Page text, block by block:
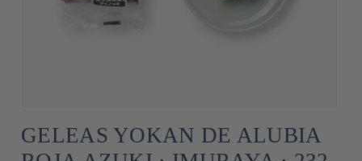
GELEAS YOKAN DE ALUBIA